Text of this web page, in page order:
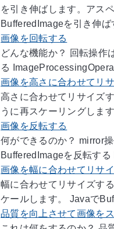
を引き伸ばします。アス
BufferedImageを引き伸
画像を回転する
どんな機能か？ 回転操作
る
画像を高さに合わせてリ
高さに合わせてリサイズ
うに再スケーリングしま
画像を反転する
何ができるのか？ mirror
BufferedImageを反転す
画像を幅に合わせてリサ
幅に合わせてリサイズす
ケールします。 Javaで
品質を向上させて画像を